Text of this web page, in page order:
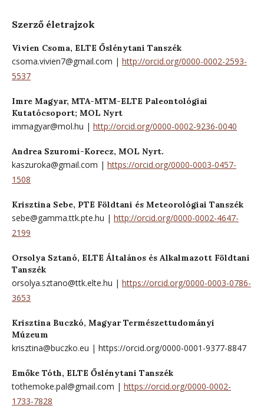
Szerző életrajzok
Vivien Csoma, ELTE Őslénytani Tanszék
csoma.vivien7@gmail.com | http://orcid.org/0000-0002-2593-
5537
Imre Magyar, MTA-MTM-ELTE Paleontológiai
Kutatócsoport; MOL Nyrt
immagyar@mol.hu | http://orcid.org/0000-0002-9236-0040
Andrea Szuromi-Korecz, MOL Nyrt.
kaszuroka@gmail.com | https://orcid.org/0000-0003-0457-
1508
Krisztina Sebe, PTE Földtani és Meteorológiai Tanszék
sebe@gamma.ttk.pte.hu | http://orcid.org/0000-0002-4647-
2199
Orsolya Sztanó, ELTE Általános és Alkalmazott Földtani
Tanszék
orsolya.sztano@ttk.elte.hu | https://orcid.org/0000-0003-0786-
3653
Krisztina Buczkó, Magyar Természettudományi
Múzeum
krisztina@buczko.eu | https://orcid.org/0000-0001-9377-8847
Emőke Tóth, ELTE Őslénytani Tanszék
tothemoke.pal@gmail.com | https://orcid.org/0000-0002-
1733-7828